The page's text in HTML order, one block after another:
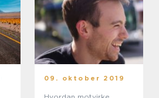
09. oktober 2019